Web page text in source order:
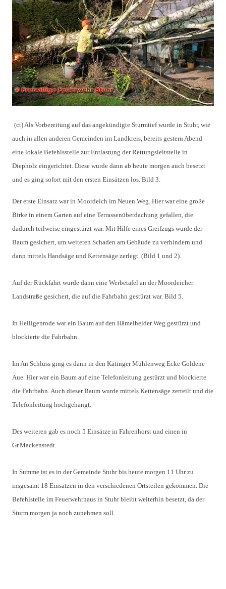
(ct) Als Vorbereitung auf das angekündigte Sturmtief wurde in Stuhr, wie
auch in allen anderen Gemeinden im Landkreis, bereits gestern Abend
eine lokale Befehlsstelle zur Entlastung der Rettungsleitstelle in
Diepholz eingerichtet. Diese wurde dann ab heute morgen auch besetzt
und es ging sofort mit den ersten Einsätzen los. Bild 3.
Der erste Einsatz war in Moordeich im Neuen Weg. Hier war eine große
Birke in einem Garten auf eine Terrassenüberdachung gefallen, die
dadurch teilweise eingestürzt war. Mit Hilfe eines Greifzugs wurde der
Baum gesichert, um weiteren Schaden am Gebäude zu verhindern und
dann mittels Handsäge und Kettensäge zerlegt. (Bild 1 und 2).
Auf der Rückfahrt wurde dann eine Werbetafel an der Moordeicher
Landstraße gesichert, die auf die Fahrbahn gestürzt war. Bild 5.
In Heiligenrode war ein Baum auf den Hämelheider Weg gestürzt und
blockierte die Fahrbahn.
Im An Schluss ging es dann in den Kätinger Mühlenweg Ecke Goldene
Aue. Hier war ein Baum auf eine Telefonleitung gestürzt und blockierte
die Fahrbahn. Auch dieser Baum wurde mittels Kettensäge zerteilt und die
Telefonleitung hochgehängt.
Des weiteren gab es noch 5 Einsätze in Fahrenhorst und einen in
Gr.Mackenstedt.
In Summe ist es in der Gemeinde Stuhr bis heute morgen 11 Uhr zu
insgesamt 18 Einsätzen in den verschiedenen Ortsteilen gekommen. Die
Befehlstelle im Feuerwehrhaus in Stuhr bleibt weiterhin besetzt, da der
Sturm morgen ja noch zunehmen soll.